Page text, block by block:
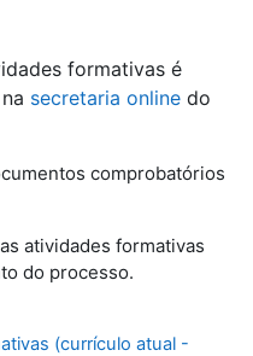
formativas é
secretaria online do
comprobatórios
atividades formativas
do processo.
(currículo atual -